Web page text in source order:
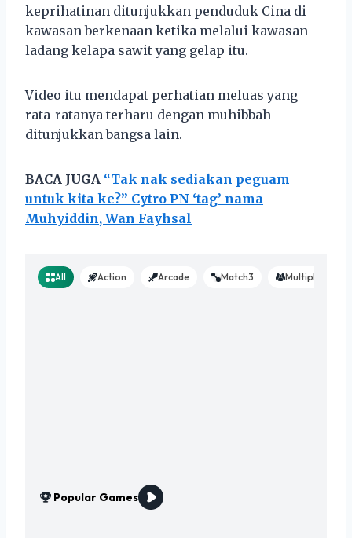
keprihatinan ditunjukkan penduduk Cina di
kawasan berkenaan ketika melalui kawasan
ladang kelapa sawit yang gelap itu.
Video itu mendapat perhatian meluas yang
rata-ratanya terharu dengan muhibbah
ditunjukkan bangsa lain.
BACA JUGA “Tak nak sediakan peguam
untuk kita ke?” Cytro PN ‘tag’ nama
Muhyiddin, Wan Fayhsal